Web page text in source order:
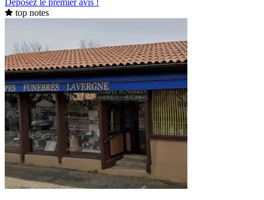
top notes